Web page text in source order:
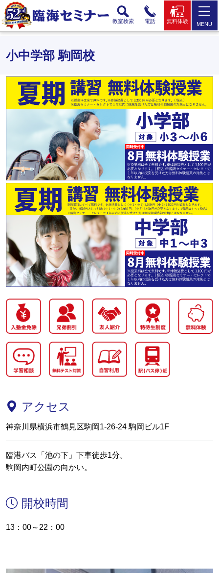
教室検索 電話 無料体験 MENU
小中学部 駒岡校
アクセス
神奈川県横浜市鶴見区駒岡1-26-24 駒岡ビル1F
臨港バス「池の下」下車徒歩1分。
駒岡内町公園の向かい。
開校時間
13：00～22：00